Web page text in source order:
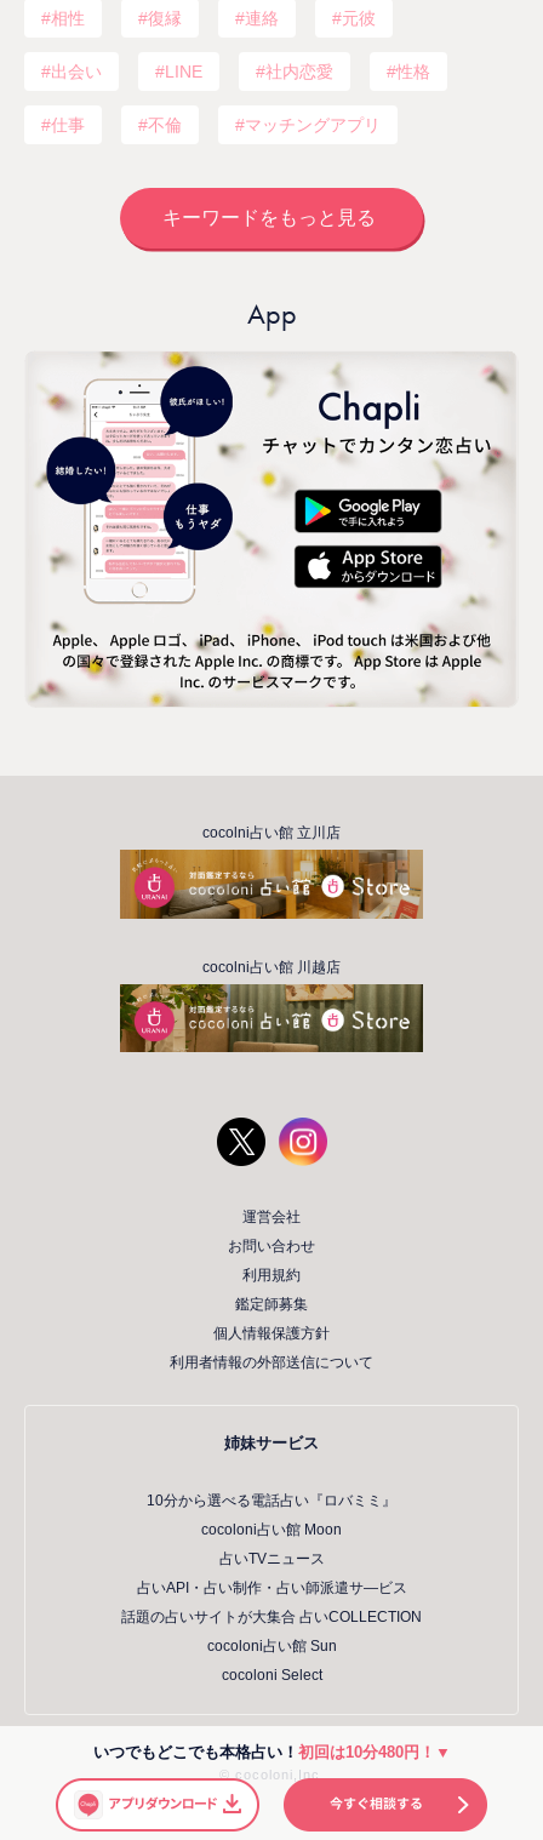
いつでもどこでも本格占い！ 初回は10分480円！▼
相性 復縁 連絡 元彼
出会い LINE 社内恋愛 性格
仕事 不倫 マッチングアプリ
キーワードをもっと見る
App
cocolni占い館 立川店
cocolni占い館 川越店
運営会社
お問い合わせ
利用規約
鑑定師募集
個人情報保護方針
利用者情報の外部送信について
姉妹サービス
10分から選べる電話占い『ロバミミ』
cocoloni占い館 Moon
占いTVニュース
占いAPI・占い制作・占い師派遣サ―ビス
話題の占いサイトが大集合 占いCOLLECTION
cocoloni占い館 Sun
cocoloni Select
© cocoloni,Inc.